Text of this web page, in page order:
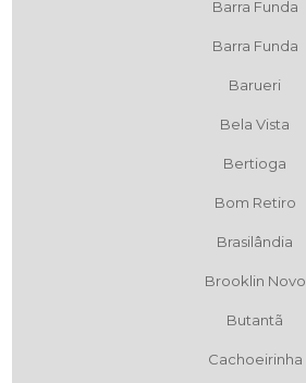
Barra Funda
Barra Funda
Barueri
Bela Vista
Bertioga
Bom Retiro
Brasilândia
Brooklin Novo
Butantã
Cachoeirinha